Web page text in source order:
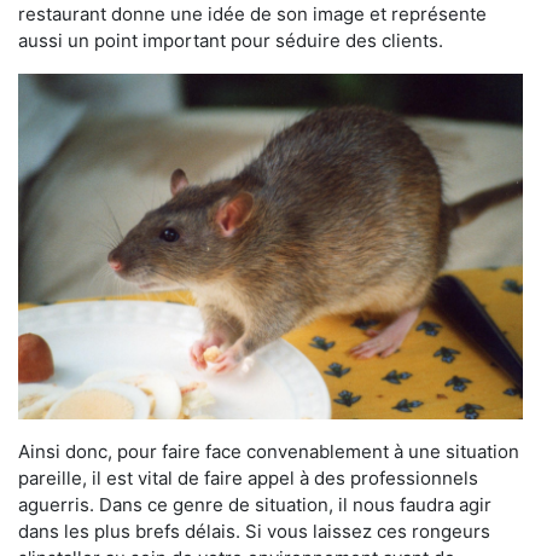
restaurant donne une idée de son image et représente
aussi un point important pour séduire des clients.
Ainsi donc, pour faire face convenablement à une situation
pareille, il est vital de faire appel à des professionnels
aguerris. Dans ce genre de situation, il nous faudra agir
dans les plus brefs délais. Si vous laissez ces rongeurs